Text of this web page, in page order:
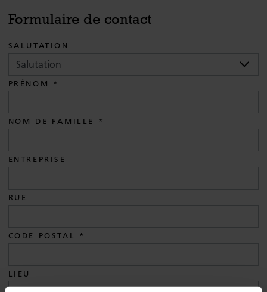
Formulaire de contact
SALUTATION
PRÉNOM
NOM DE FAMILLE
ENTREPRISE
RUE
CODE POSTAL
LIEU